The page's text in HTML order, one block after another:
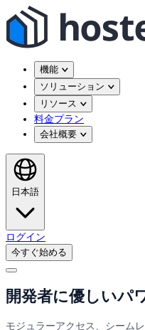
機能
ソリューション
リソース
料金プラン
会社概要
日本語
ログイン
今すぐ始める
開発者に優しいパ
モジュラーアクセス、シーム